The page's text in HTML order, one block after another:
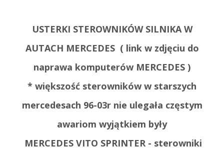
USTERKI STEROWNIKÓW SILNIKA W
AUTACH MERCEDES ( link w zdjęciu do
naprawa komputerów MERCEDES )
* większość sterowników w starszych
mercedesach 96-03r nie ulegała częstym
awariom wyjątkiem były
MERCEDES VITO SPRINTER - sterowniki